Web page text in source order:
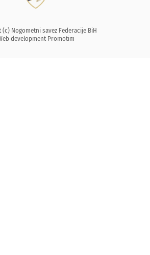
Nogometni savez Federacije BiH
development Promotim